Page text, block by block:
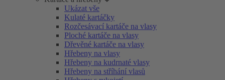
Ukázat vše
Kulaté kartáčky
Rozčesávací kartáče na vlasy
Ploché kartáče na vlasy
Dřevěné kartáče na vlasy
Hřebeny na vlasy
Hřebeny na kudrnaté vlasy
Hřebeny na stříhání vlasů